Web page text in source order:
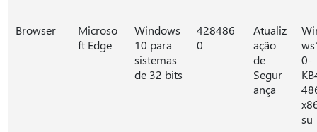
Browser
Microso
ft Edge
Windows
10 para
sistemas
de 32 bits
428486
0
Atualiz
ação
de
Segur
ança
0-
su